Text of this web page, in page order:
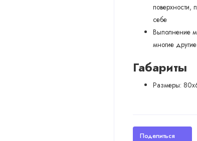
поверхности,
себе
Выполнение
многие
Габариты
Размеры:
Поделиться